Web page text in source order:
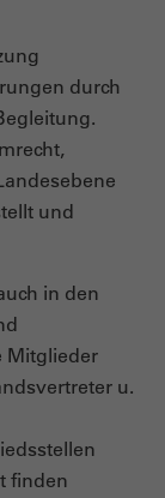
durch
und
in den
Mitglieder
u.
finden